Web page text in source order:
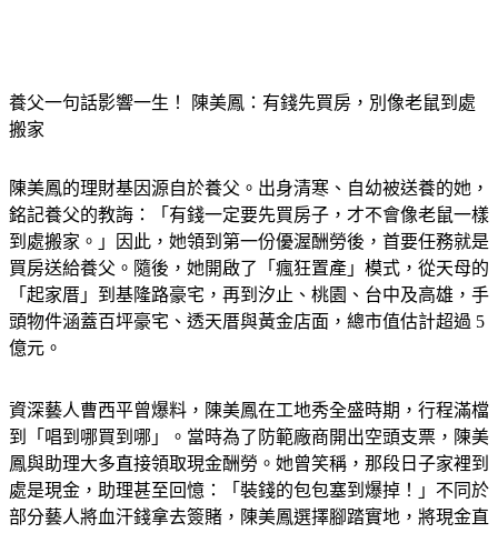
養父一句話影響一生！ 陳美鳳：有錢先買房，別像老鼠到處
陳美鳳的理財基因源自於養父。出身清寒、自幼被送養的她，
銘記養父的教誨：「有錢一定要先買房子，才不會像老鼠一樣
到處搬家。」因此，她領到第一份優渥酬勞後，首要任務就是
買房送給養父。隨後，她開啟了「瘋狂置產」模式，從天母的
「起家厝」到基隆路豪宅，再到汐止、桃園、台中及高雄，手
頭物件涵蓋百坪豪宅、透天厝與黃金店面，總市值估計超過 5
資深藝人曹西平曾爆料，陳美鳳在工地秀全盛時期，行程滿檔
到「唱到哪買到哪」。當時為了防範廠商開出空頭支票，陳美
鳳與助理大多直接領取現金酬勞。她曾笑稱，那段日子家裡到
處是現金，助理甚至回憶：「裝錢的包包塞到爆掉！」不同於